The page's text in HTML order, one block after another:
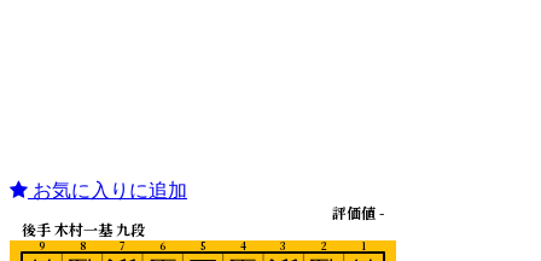
お気に入りに追加
1
2
3
4
5
6
7
8
9
後手 木村一基 九段
評価値 -